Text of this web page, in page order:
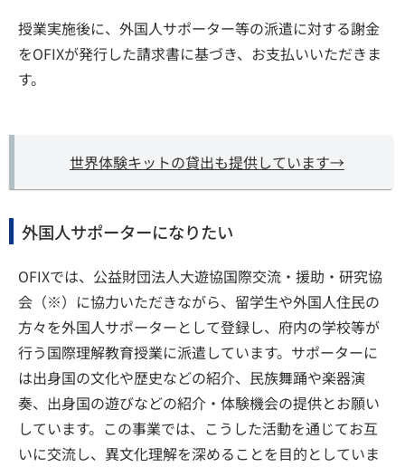
授業実施後に、外国人サポーター等の派遣に対する謝金
をOFIXが発行した請求書に基づき、お支払いいただきま
す。
世界体験キットの貸出も提供しています→
外国人サポーターになりたい
OFIXでは、公益財団法人大遊協国際交流・援助・研究協
会（※）に協力いただきながら、留学生や外国人住民の
方々を外国人サポーターとして登録し、府内の学校等が
行う国際理解教育授業に派遣しています。サポーターに
は出身国の文化や歴史などの紹介、民族舞踊や楽器演
奏、出身国の遊びなどの紹介・体験機会の提供とお願い
しています。この事業では、こうした活動を通じてお互
いに交流し、異文化理解を深めることを目的としていま